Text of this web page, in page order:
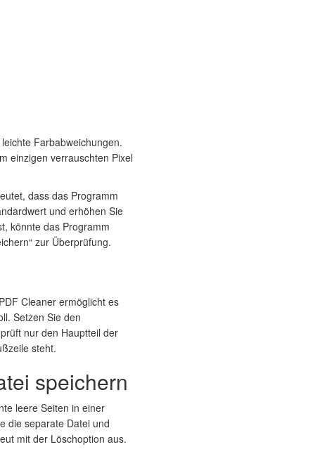
Farbabweichungen.
einzigen verrauschten Pixel
dass das Programm
und erhöhen Sie
könnte das Programm
zur Überprüfung.
Cleaner ermöglicht es
Setzen Sie den
nur den Hauptteil der
steht.
speichern
leere Seiten in einer
die separate Datei und
mit der Löschoption aus.